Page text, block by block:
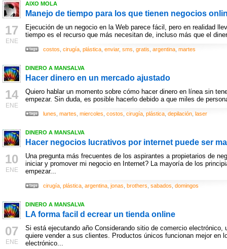
17
ENE
AIXO MOLA
Manejo de tiempo para los que tienen negocios
Ejecución de un negocio en la Web parece fácil, pero en realidad
tiempo es el recurso que más necesitan de, incluso más que el
costos cirugía plástica enviar, sms gratis argentina martes
14
ENE
DINERO A MANSALVA
Hacer dinero en un mercado ajustado
Quiero hablar un momento sobre cómo hacer dinero en línea sin
empezar. Sin duda, es posible hacerlo debido a que miles de
lunes martes miercoles costos cirugía plástica depilación laser
10
ENE
DINERO A MANSALVA
Hacer negocios lucrativos por internet puede ser
Una pregunta más frecuentes de los aspirantes a propietarios de
iniciar y promover mi negocio en Internet? La mayoría de los
empezar...
cirugía plástica argentina jonas brothers sabados domingos
07
ENE
DINERO A MANSALVA
LA forma facil d ecrear un tienda online
Si está ejecutando año Considerando sitio de comercio electrónico,
quiere vender a sus clientes. Productos únicos funcionan mejor en
electrónico...